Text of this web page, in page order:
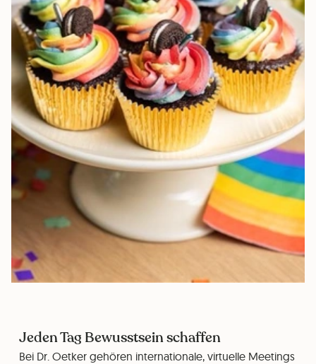
Jeden Tag Bewusstsein schaffen
Bei Dr. Oetker gehören internationale, virtuelle Meetings